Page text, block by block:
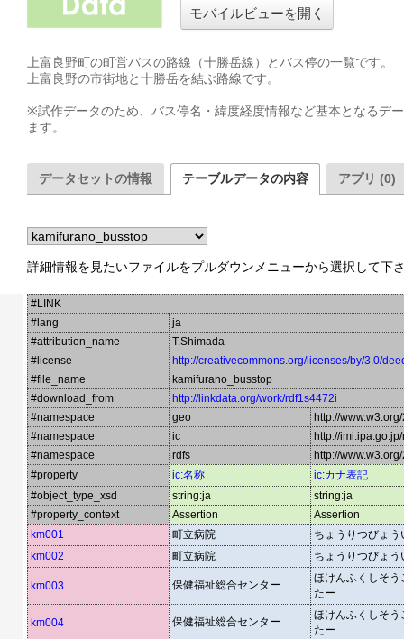
モバイルビューを開く
上富良野町の町営バスの路線（十勝岳線）とバス停の一覧です。
上富良野の市街地と十勝岳を結ぶ路線です。
※試作データのため、バス停名・緯度経度情報など基本となるデ
ます。
データセットの情報 テーブルデータの内容 アプリ (0)
詳細情報を見たいファイルをプルダウンメニューから選択して下
#LINK
#lang
ja
#attribution_name
T.Shimada
#license
http://creativecommons.org/licenses/by/3.0/
#file_name
kamifurano_busstop
#download_from
http://linkdata.org/work/rdf1s4472i
#namespace
geo
http://
#namespace
ic
http://
#namespace
rdfs
http://
#property
ic:名称
ic:カナ表記
#object_type_xsd
string:ja
string:ja
#property_context
Assertion
Assertion
km001
町立病院
ちょうりつびょう
km002
町立病院 ちょうりつびょう
km003 保健福祉総合センター
ほけんふくしそう
たー
km004 保健福祉総合センター
ほけんふくしそう
たー